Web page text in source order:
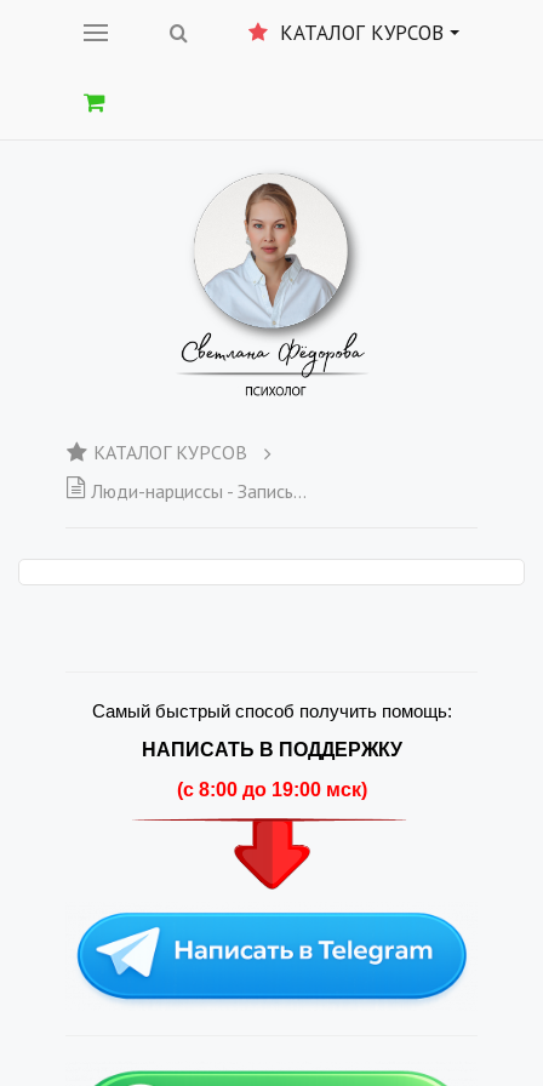
КАТАЛОГ КУРСОВ
КАТАЛОГ КУРСОВ
Люди-нарциссы - Запись вебинара
Самый быстрый способ получить помощь:
НАПИСАТЬ В ПОДДЕРЖКУ
(c 8:00 до 19:00 мск)